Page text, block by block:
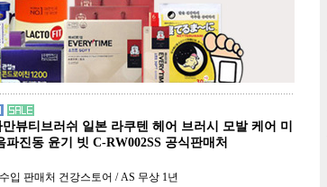
만뷰티브러쉬 일본 라쿠텐 헤어 브러시 모발 케어 미
파진동 윤기 빗 C-RW002SS 공식판매처
입 판매처 건강스토어 / AS 무상 1년